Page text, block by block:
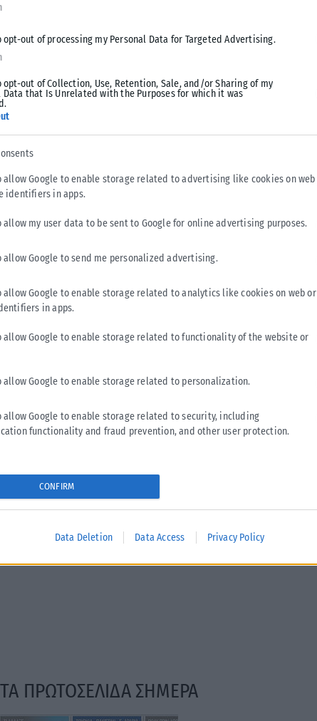
opt-out of processing my Personal Data for Targeted Advertising.
opt-out of Collection, Use, Retention, Sale, and/or Sharing of my
Data that Is Unrelated with the Purposes for which it was
allow Google to enable storage related to advertising like cookies on web
identifiers in apps.
allow my user data to be sent to Google for online advertising purposes.
allow Google to send me personalized advertising.
allow Google to enable storage related to analytics like cookies on web or
in apps.
allow Google to enable storage related to functionality of the website or
allow Google to enable storage related to personalization.
allow Google to enable storage related to security, including
functionality and fraud prevention, and other user protection.
CONFIRM
Data Deletion Data Access Privacy Policy
ΕΛΛΆΔΑ
Σε εξέλιξη βρίσκονται οι διαδικασίες κρατικής αρωγής για τις
αρμόδιες αρχές...
ΤΑ ΠΡΩΤΟΣΕΛΙΔΑ ΣΗΜΕΡΑ